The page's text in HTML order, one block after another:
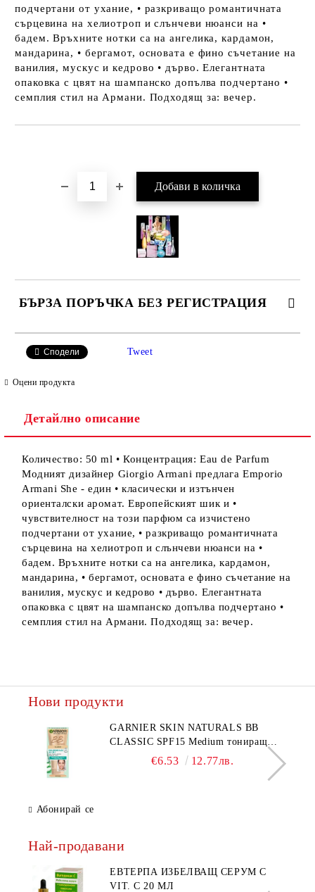
подчертани от ухание, • разкриващо романтичната
сърцевина на хелиотроп и слънчеви нюанси на •
бадем. Връхните нотки са на ангелика, кардамон,
мандарина, • бергамот, основата е фино съчетание на
ванилия, мускус и кедрово • дърво. Елегантната
опаковка с цвят на шампанско допълва подчертано •
семплия стил на Армани. Подходящ за: вечер.
БЪРЗА ПОРЪЧКА БЕЗ РЕГИСТРАЦИЯ
Ние ще се свържем с вас в рамките на работния ден.
Сподели Tweet
Оцени продукта
Детайлно описание
Количество: 50 ml • Концентрация: Eau de Parfum
Модният дизайнер Giorgio Armani предлага Emporio
Armani She - един • класически и изтънчен
ориенталски аромат. Европейският шик и •
чувствителност на този парфюм са изчистено
подчертани от ухание, • разкриващо романтичната
сърцевина на хелиотроп и слънчеви нюанси на •
бадем. Връхните нотки са на ангелика, кардамон,
мандарина, • бергамот, основата е фино съчетание на
ванилия, мускус и кедрово • дърво. Елегантната
опаковка с цвят на шампанско допълва подчертано •
семплия стил на Армани. Подходящ за: вечер.
Нови продукти
GARNIER SKIN NATURALS BB
CLASSIC SPF15 Medium тониращ
дневен крем за лице среден нюанс за
€6.53 12.77лв.
Абонирай се
Най-продавани
ЕВТЕРПА ИЗБЕЛВАЩ СЕРУМ С
VIT. C 20 МЛ